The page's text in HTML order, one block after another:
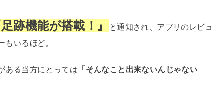
足跡機能が搭載！』
と通知され、アプリのレビュ
いるほど。
ある当方にとっては 「そんなこと出来ないんじゃない